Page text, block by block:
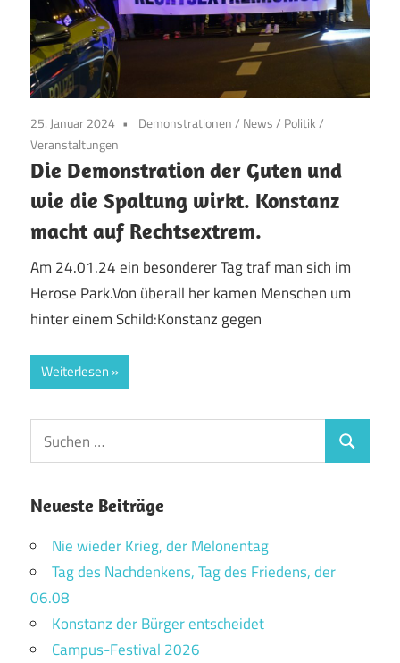
25. Januar 2024 Demonstrationen/ News/ Politik/
Veranstaltungen
Die Demonstration der Guten und
wie die Spaltung wirkt. Konstanz
macht auf Rechtsextrem.
Am 24.01.24 ein besonderer Tag traf man sich im
Herose Park.Von überall her kamen Menschen um
hinter einem Schild:Konstanz gegen
Weiterlesen
Suchen
nach:
Suchen
Neueste Beiträge
Nie wieder Krieg, der Melonentag
Tag des Nachdenkens, Tag des Friedens, der
06.08
Konstanz der Bürger entscheidet
Campus-Festival 2026